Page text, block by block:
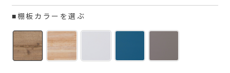
■棚板カラーを選ぶ